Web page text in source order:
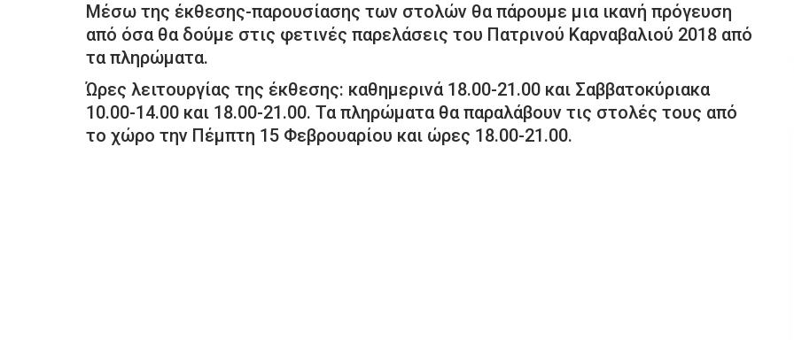
Μέσω της έκθεσης-παρουσίασης των στολών θα πάρουμε μια ικανή πρόγευση
από όσα θα δούμε στις φετινές παρελάσεις του Πατρινού Καρναβαλιού 2018 από
τα πληρώματα.
Ώρες λειτουργίας της έκθεσης: καθημερινά 18.00-21.00 και Σαββατοκύριακα
10.00-14.00 και 18.00-21.00. Τα πληρώματα θα παραλάβουν τις στολές τους από
το χώρο την Πέμπτη 15 Φεβρουαρίου και ώρες 18.00-21.00.